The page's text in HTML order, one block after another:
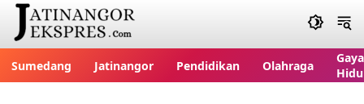
Sumedang Jatinangor Pendidikan Olahraga
Gaya